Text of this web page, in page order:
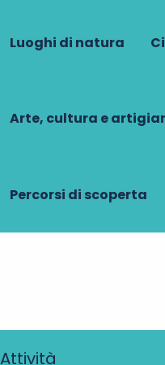
Luoghi di natura
Arte, cultura e
Percorsi di scoperta
Attività
Primevères
La Riche